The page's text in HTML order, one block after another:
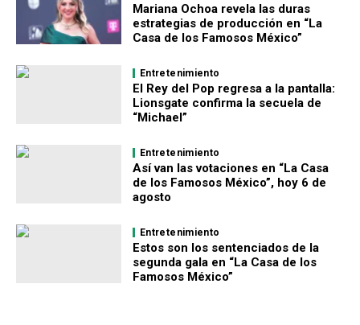
Mariana Ochoa revela las duras
estrategias de producción en “La
Casa de los Famosos México”
Entretenimiento
El Rey del Pop regresa a la pantalla:
Lionsgate confirma la secuela de
“Michael”
Entretenimiento
Así van las votaciones en “La Casa
de los Famosos México”, hoy 6 de
agosto
Entretenimiento
Estos son los sentenciados de la
segunda gala en “La Casa de los
Famosos México”